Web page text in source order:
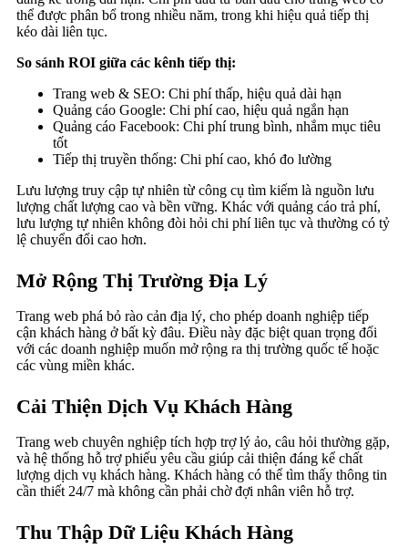
thể được phân bổ trong nhiều năm, trong khi hiệu quả tiếp thị
kéo dài liên tục.
So sánh ROI giữa các kênh tiếp thị:
Trang web & SEO: Chi phí thấp, hiệu quả dài hạn
Quảng cáo Google: Chi phí cao, hiệu quả ngắn hạn
Quảng cáo Facebook: Chi phí trung bình, nhắm mục tiêu
tốt
Tiếp thị truyền thống: Chi phí cao, khó đo lường
Lưu lượng truy cập tự nhiên từ công cụ tìm kiếm là nguồn lưu
lượng chất lượng cao và bền vững. Khác với quảng cáo trả phí,
lưu lượng tự nhiên không đòi hỏi chi phí liên tục và thường có tỷ
lệ chuyển đổi cao hơn.
Mở Rộng Thị Trường Địa Lý
Trang web phá bỏ rào cản địa lý, cho phép doanh nghiệp tiếp
cận khách hàng ở bất kỳ đâu. Điều này đặc biệt quan trọng đối
với các doanh nghiệp muốn mở rộng ra thị trường quốc tế hoặc
các vùng miền khác.
Cải Thiện Dịch Vụ Khách Hàng
Trang web chuyên nghiệp tích hợp trợ lý ảo, câu hỏi thường gặp,
và hệ thống hỗ trợ phiếu yêu cầu giúp cải thiện đáng kể chất
lượng dịch vụ khách hàng. Khách hàng có thể tìm thấy thông tin
cần thiết 24/7 mà không cần phải chờ đợi nhân viên hỗ trợ.
Thu Thập Dữ Liệu Khách Hàng